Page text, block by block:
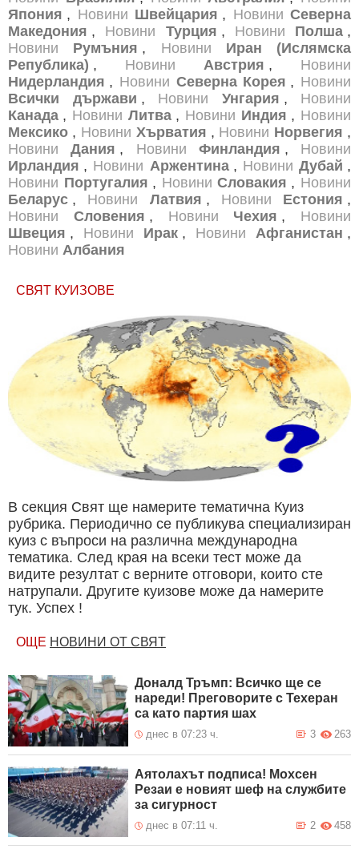
Япония , Новини Швейцария , Новини Северна
Македония , Новини Турция , Новини Полша ,
Новини
Румъния , Новини
Иран (Ислямска
Република) , Новини Австрия , Новини
Нидерландия , Новини Северна Корея , Новини
Всички държави , Новини Унгария , Новини
Канада , Новини Литва , Новини Индия , Новини
Мексико , Новини Хърватия , Новини Норвегия ,
Новини
Дания , Новини Финландия , Новини
Ирландия , Новини Аржентина , Новини Дубай ,
Новини Португалия , Новини Словакия , Новини
Беларус , Новини Латвия , Новини Естония ,
Новини
Словения , Новини Чехия , Новини
Швеция , Новини Ирак , Новини Афганистан ,
Новини Албания
СВЯТ КУИЗОВЕ
В секция Свят ще намерите тематична Куиз
рубрика. Периодично се публикува специализиран
куиз с въпроси на различна международна
тематика. След края на всеки тест може да
видите резултат с верните отговори, които сте
натрупали. Другите куизове може да намерите
тук. Успех !
ОЩЕ НОВИНИ ОТ СВЯТ
Доналд Тръмп: Всичко ще се
нареди! Преговорите с Техеран
са като партия шах
днес в 07:23 ч. 263
3
Аятолахът подписа! Мохсен
Резаи е новият шеф на службите
за сигурност
днес в 07:11 ч. 458
2